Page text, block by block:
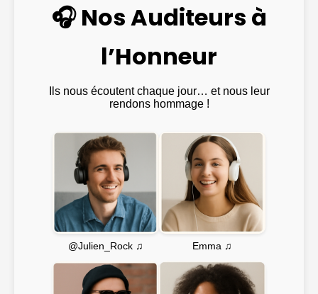
🎧 Nos Auditeurs à
l’Honneur
Ils nous écoutent chaque jour… et nous leur
rendons hommage !
@Julien_Rock ♫ Emma ♫